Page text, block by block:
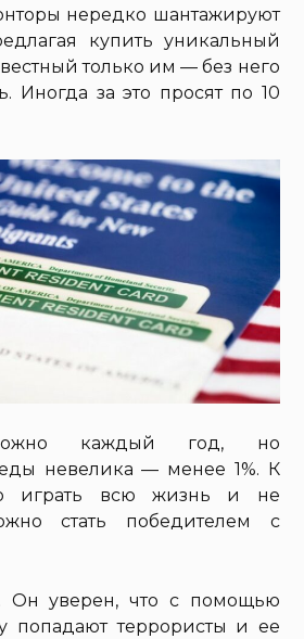
нередко шантажируют
купить уникальный
только им — без него
Иногда за это просят по 10
можно каждый год, но
невелика — менее 1%. К
играть всю жизнь и не
стать победителем с
Он уверен, что с помощью
попадают террористы и ее